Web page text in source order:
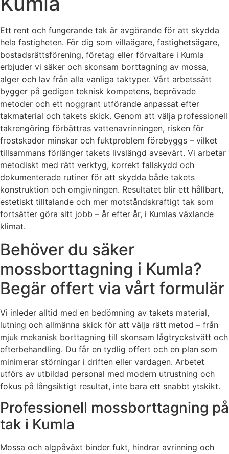
Ett rent och fungerande tak är avgörande för att skydda
hela fastigheten. För dig som villaägare, fastighetsägare,
bostadsrättsförening, företag eller förvaltare i Kumla
erbjuder vi säker och skonsam borttagning av mossa,
alger och lav från alla vanliga taktyper. Vårt arbetssätt
bygger på gedigen teknisk kompetens, beprövade
metoder och ett noggrant utförande anpassat efter
takmaterial och takets skick. Genom att välja professionell
takrengöring förbättras vattenavrinningen, risken för
frostskador minskar och fuktproblem förebyggs – vilket
tillsammans förlänger takets livslängd avsevärt. Vi arbetar
metodiskt med rätt verktyg, korrekt fallskydd och
dokumenterade rutiner för att skydda både takets
konstruktion och omgivningen. Resultatet blir ett hållbart,
estetiskt tilltalande och mer motståndskraftigt tak som
fortsätter göra sitt jobb – år efter år, i Kumlas växlande
klimat.
Behöver du säker
mossborttagning i Kumla?
Begär offert via vårt formulär
Vi inleder alltid med en bedömning av takets material,
lutning och allmänna skick för att välja rätt metod – från
mjuk mekanisk borttagning till skonsam lågtryckstvätt och
efterbehandling. Du får en tydlig offert och en plan som
minimerar störningar i driften eller vardagen. Arbetet
utförs av utbildad personal med modern utrustning och
fokus på långsiktigt resultat, inte bara ett snabbt ytskikt.
Professionell mossborttagning på
tak i Kumla
Mossa och algpåväxt binder fukt, hindrar avrinning och